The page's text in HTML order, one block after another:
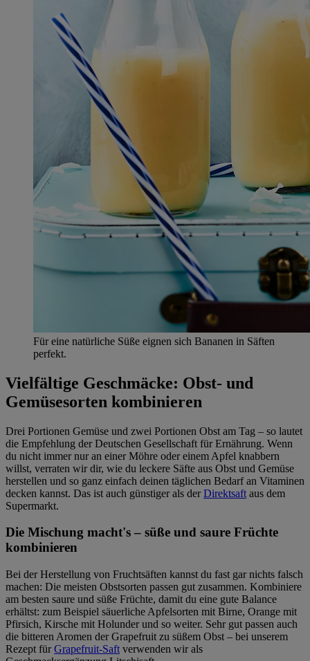
Für eine natürliche Süße eignen sich Bananen in Säften
perfekt.
Vielfältige Geschmäcke: Obst- und
Gemüsesorten kombinieren
Drei Portionen Gemüse und zwei Portionen Obst am Tag – so lautet
die Empfehlung der Deutschen Gesellschaft für Ernährung. Wenn
du nicht immer nur an einer Möhre oder einem Apfel knabbern
willst, verraten wir dir, wie du leckere Säfte aus Obst und Gemüse
herstellen und so ganz einfach deinen täglichen Bedarf an Vitaminen
decken kannst. Das ist auch günstiger als derDirektsaft aus dem
Supermarkt.
Die Mischung macht's – süße und saure Früchte
kombinieren
Bei der Herstellung von Fruchtsäften kannst du fast gar nichts falsch
machen: Die meisten Obstsorten passen gut zusammen. Kombiniere
am besten saure und süße Früchte, damit du eine gute Balance
erhältst: zum Beispiel säuerliche Apfelsorten mit Birne, Orange mit
Pfirsich, Kirsche mit Holunder und so weiter. Sehr gut passen auch
die bitteren Aromen der Grapefruit zu süßem Obst – bei unserem
Rezept fürGrapefruit-Saft verwenden wir als